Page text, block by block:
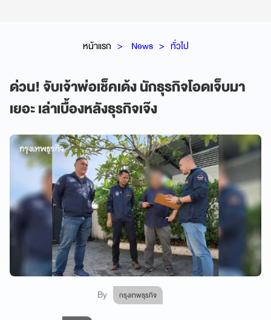
หน้าแรก News ทั่วไป
ด่วน! จับเจ้าพ่อเช็คเด้ง นักธุรกิจโอดเจ็บมา
เยอะ เล่าเบื้องหลังธุรกิจเจ๊ง
By กรุงเทพธุรกิจ